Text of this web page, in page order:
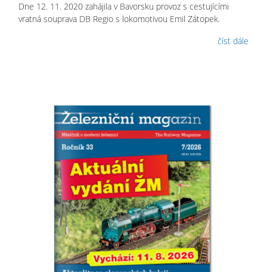
Dne 12. 11. 2020 zahájila v Bavorsku provoz s cestujícími
vratná souprava DB Regio s lokomotivou Emil Zátopek.
číst dále